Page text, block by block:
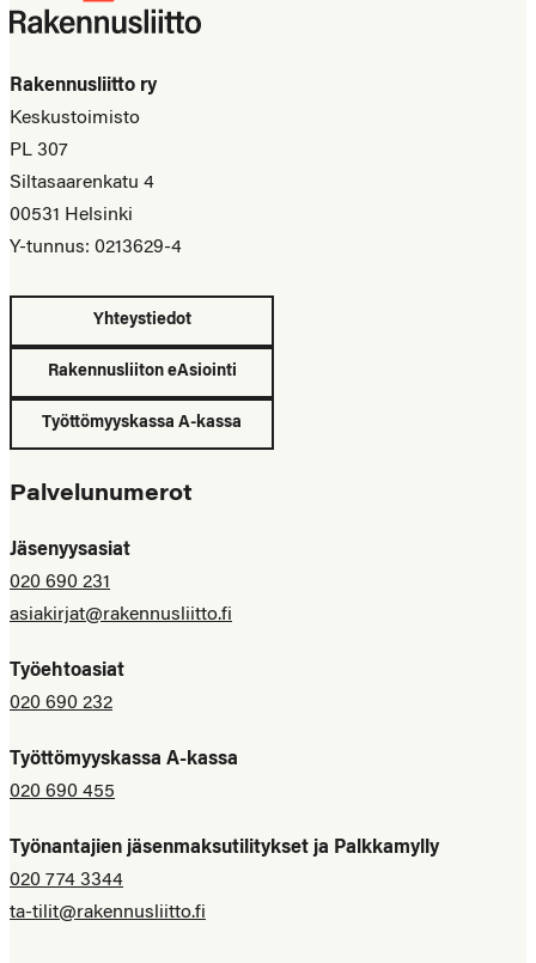
Rakennusliitto ry
Keskustoimisto
PL 307
Siltasaarenkatu 4
00531 Helsinki
Y-tunnus: 0213629-4
Yhteystiedot
Rakennusliiton eAsiointi
Työttömyyskassa A-kassa
Palvelunumerot
Jäsenyysasiat
020 690 231
asiakirjat@rakennusliitto.fi
Työehtoasiat
020 690 232
Työttömyyskassa A-kassa
020 690 455
Työnantajien jäsenmaksutilitykset ja Palkkamylly
020 774 3344
ta-tilit@rakennusliitto.fi